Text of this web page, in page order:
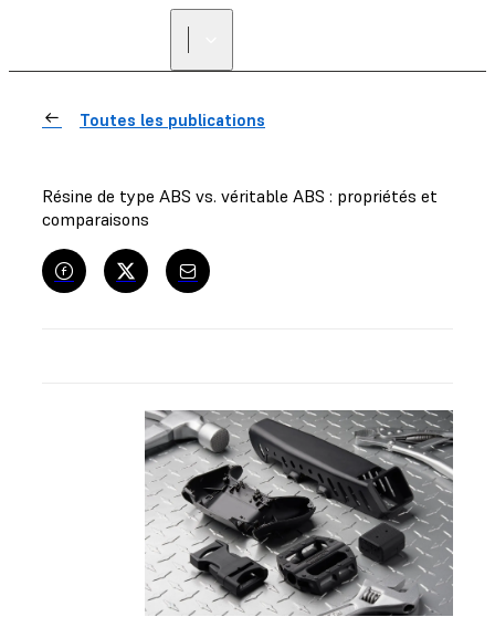
Toutes les publications
Résine de type ABS vs. véritable ABS : propriétés et
comparaisons